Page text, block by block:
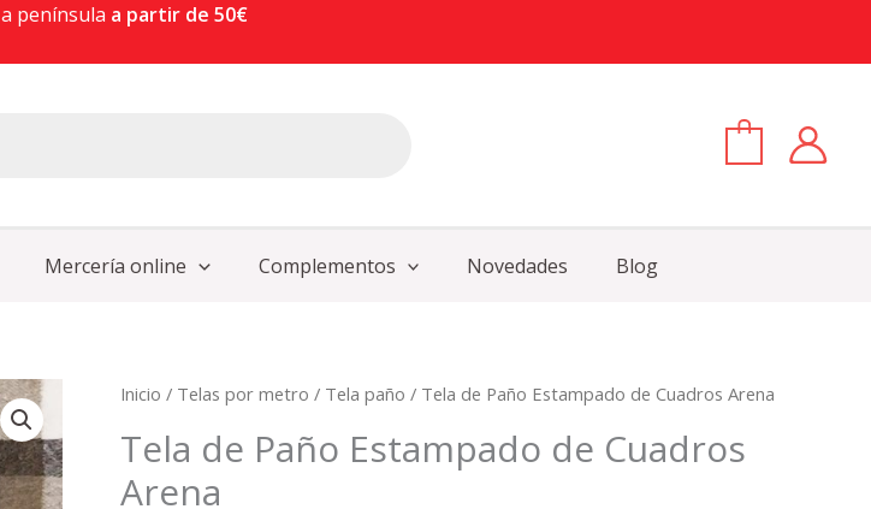
a península a partir de 50€
Mercería online Complementos Novedades Blog
Inicio / Telas por metro / Tela paño / Tela de Paño Estampado de Cuadros Arena
Tela de Paño Estampado de Cuadros
Arena
Tela
Paño
Estampado